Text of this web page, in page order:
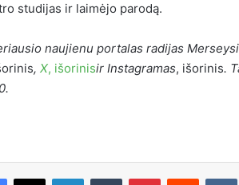
studijas ir laimėjo parodą.
naujienu portalas radijas
, X, išorinisir Instagramas, išorinis.